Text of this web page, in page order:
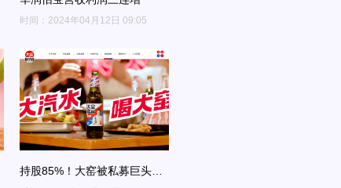
时间：2024年04月12日 09:05
持股85%！大窑被私募巨头收